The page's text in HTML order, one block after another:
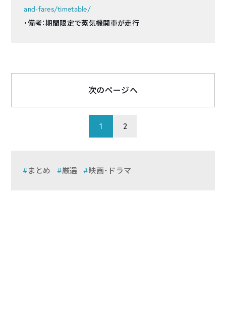
and-fares/timetable/
・備考：期間限定で蒸気機関車が走行
1 2
次のページへ
まとめ 厳選 映画・ドラマ